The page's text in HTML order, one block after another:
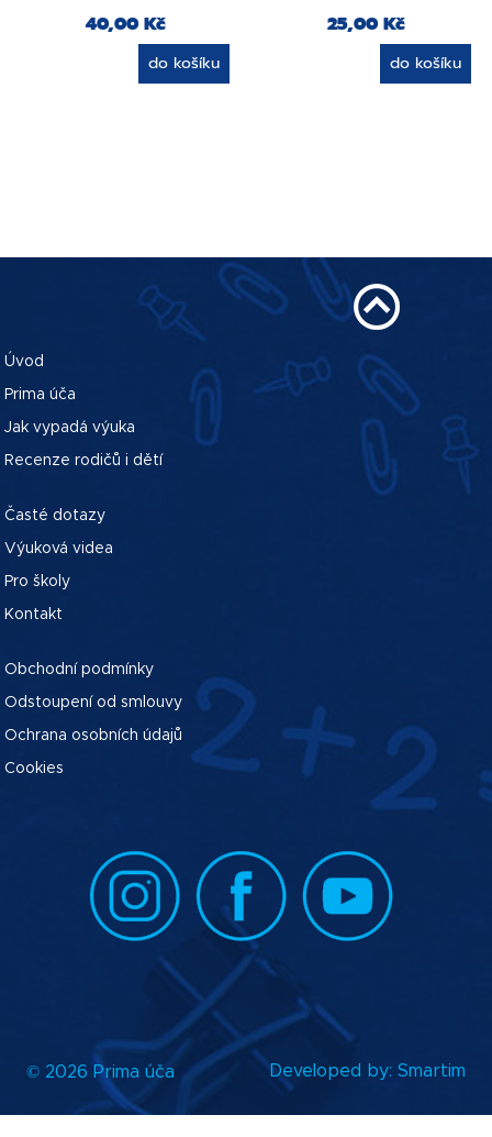
40,00 Kč
do košíku
25,00 Kč
do košíku
Úvod
Prima úča
Jak vypadá výuka
Recenze rodičů i dětí
Časté dotazy
Výuková videa
Pro školy
Kontakt
Obchodní podmínky
Odstoupení od smlouvy
Ochrana osobních údajů
Cookies
© 2026 Prima úča Developed by: Smartim